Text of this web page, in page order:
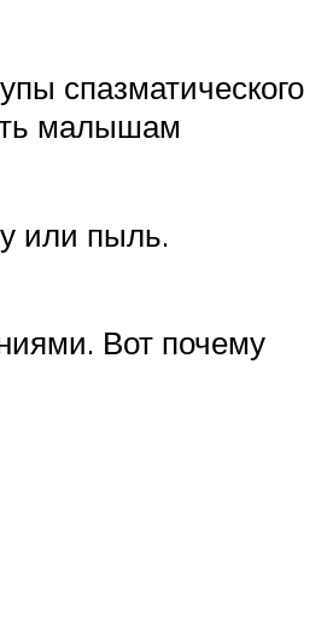
спазматического
малышам
или пыль.
Вот почему